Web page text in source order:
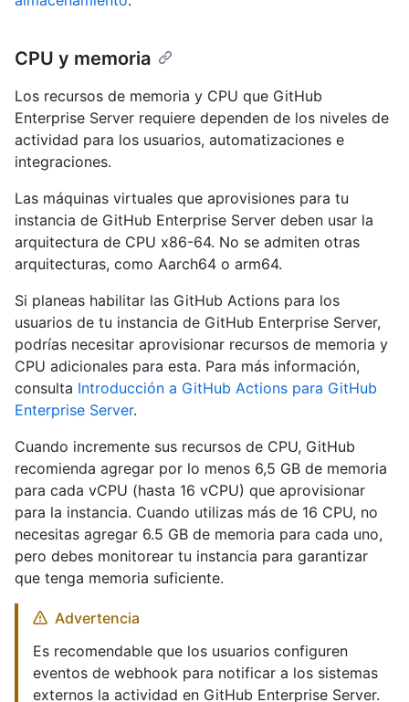
CPU y memoria
Los recursos de memoria y CPU que GitHub
Enterprise Server requiere dependen de los niveles de
actividad para los usuarios, automatizaciones e
integraciones.
Las máquinas virtuales que aprovisiones para tu
instancia de GitHub Enterprise Server deben usar la
arquitectura de CPU x86-64. No se admiten otras
arquitecturas, como Aarch64 o arm64.
Si planeas habilitar las GitHub Actions para los
usuarios de tu instancia de GitHub Enterprise Server,
podrías necesitar aprovisionar recursos de memoria y
CPU adicionales para esta. Para más información,
consulta Introducción a GitHub Actions para GitHub
Enterprise Server.
Cuando incremente sus recursos de CPU, GitHub
recomienda agregar por lo menos 6,5 GB de memoria
para cada vCPU (hasta 16 vCPU) que aprovisionar
para la instancia. Cuando utilizas más de 16 CPU, no
necesitas agregar 6.5 GB de memoria para cada uno,
pero debes monitorear tu instancia para garantizar
que tenga memoria suficiente.
Advertencia
Es recomendable que los usuarios configuren
eventos de webhook para notificar a los sistemas
externos la actividad en GitHub Enterprise Server.